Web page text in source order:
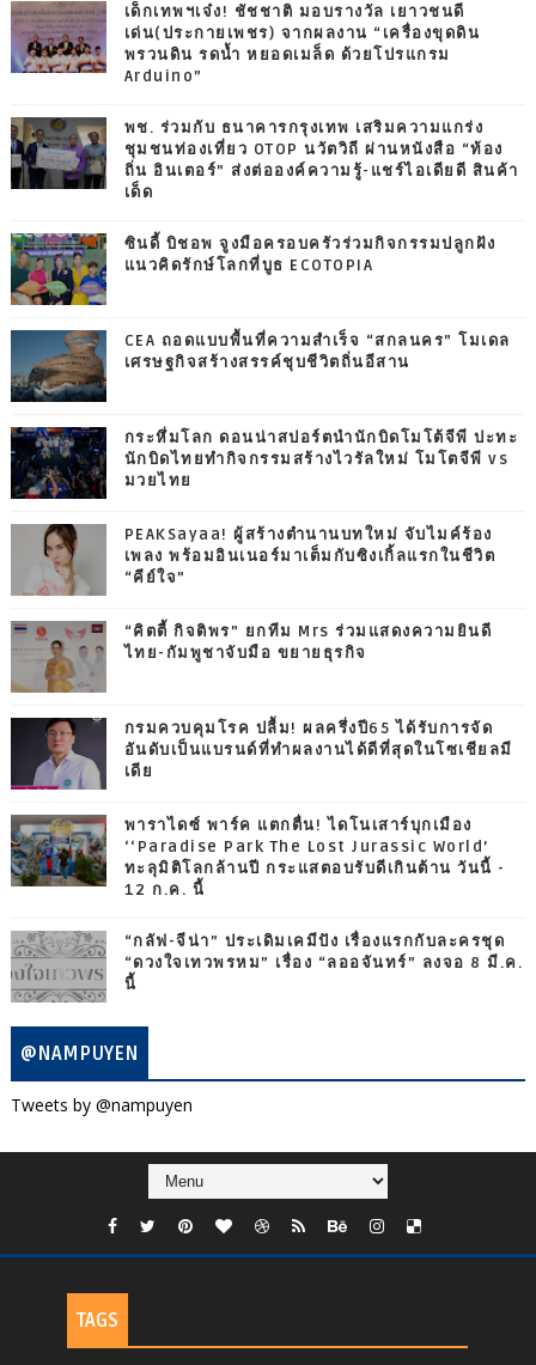
เด็กเทพฯเจ๋ง! ชัชชาติ มอบรางวัล เยาวชนดี
เด่น(ประกายเพชร) จากผลงาน “เครื่องขุดดิน
พรวนดิน รดน้ำ หยอดเมล็ด ด้วยโปรแกรม
Arduino”
พช. ร่วมกับ ธนาคารกรุงเทพ เสริมความแกร่ง
ชุมชนท่องเที่ยว OTOP นวัตวิถี ผ่านหนังสือ “ท้อง
ถิ่น อินเตอร์” ส่งต่อองค์ความรู้-แชร์ไอเดียดี สินค้า
เด็ด
ซินดี้ บิชอพ จูงมือครอบครัวร่วมกิจกรรมปลูกฝัง
แนวคิดรักษ์โลกที่บูธ ECOTOPIA
CEA ถอดแบบพื้นที่ความสำเร็จ “สกลนคร” โมเดล
เศรษฐกิจสร้างสรรค์ชุบชีวิตถิ่นอีสาน
กระหึ่มโลก ดอนน่าสปอร์ตนำนักบิดโมโต้จีพี ปะทะ
นักบิดไทยทำกิจกรรมสร้างไวรัลใหม่ โมโตจีพี vs
มวยไทย
PEAKSayaa! ผู้สร้างตำนานบทใหม่ จับไมค์ร้อง
เพลง พร้อมอินเนอร์มาเต็มกับซิงเกิ้ลแรกในชีวิต
“คีย์ใจ”
“คิตตี้ กิจติพร” ยกทีม Mrs ร่วมแสดงความยินดี
ไทย-กัมพูชาจับมือ ขยายธุรกิจ
กรมควบคุมโรค ปลื้ม! ผลครึ่งปี65 ได้รับการจัด
อันดับเป็นแบรนด์ที่ทำผลงานได้ดีที่สุดในโซเชียลมี
เดีย
พาราไดซ์ พาร์ค แตกตื่น! ไดโนเสาร์บุกเมือง
‘‘Paradise Park The Lost Jurassic World’
ทะลุมิติโลกล้านปี กระแสตอบรับดีเกินต้าน วันนี้ -
12 ก.ค. นี้
“กลัฟ-จีน่า” ประเดิมเคมีปัง เรื่องแรกกับละครชุด
“ดวงใจเทวพรหม” เรื่อง “ลออจันทร์” ลงจอ 8 มี.ค.
นี้
@NAMPUYEN
Tweets by @nampuyen
TAGS